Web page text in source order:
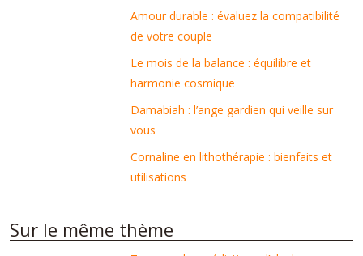
Amour durable : évaluez la compatibilité
de votre couple
Le mois de la balance : équilibre et
harmonie cosmique
Damabiah : l’ange gardien qui veille sur
vous
Cornaline en lithothérapie : bienfaits et
utilisations
Sur le même thème